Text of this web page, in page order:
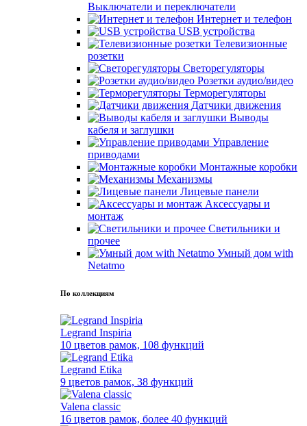
Выключатели и переключатели
Интернет и телефон
USB устройства
Телевизионные
розетки
Светорегуляторы
Розетки аудио/видео
Терморегуляторы
Датчики движения
Выводы
кабеля и заглушки
Управление
приводами
Монтажные коробки
Механизмы
Лицевые панели
Аксессуары и
монтаж
Светильники и
прочее
Умный дом with
Netatmo
По коллекциям
Legrand Inspiria
10 цветов рамок, 108 функций
Legrand Etika
9 цветов рамок, 38 функций
Valena classic
16 цветов рамок, более 40 функций